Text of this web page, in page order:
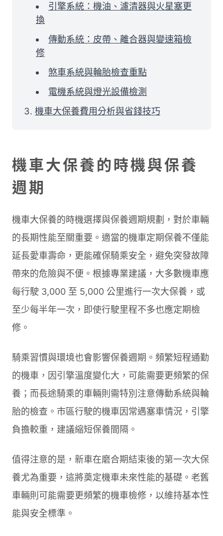
引擎系統：機油、濾清器與火星塞更
換
傳動系統：皮帶、離合器與變速箱檢
修
煞車系統與輪胎檢查重點
電機系統與燈光設備檢測
機車大保養費用分析與省錢技巧
機車大保養的時機與保養
週期
機車大保養的時機選擇與保養週期規劃，對於車輛
的長期性能至關重要。適當的機車定期保養不僅能
延長愛車壽命，更能確保騎乘安全，避免突發故障
帶來的危險與不便。根據專業建議，大多數機車應
每行駛 3,000 至 5,000 公里進行一次大保養，或
至少每半年一次，即使行駛里程不多也應定期檢
修。
騎乘習慣與環境也會影響保養週期。頻繁短程通勤
的機車，因引擎溫度變化大，可能需要更頻繁的保
養；而長途騎乘的車輛則需特別注意傳動系統與輪
胎的檢查。市區行駛的機車因常遇塞車情況，引擎
負擔較重，建議縮短保養間隔。
值得注意的是，新車在磨合期結束後的第一次大保
養尤為重要，這將奠定機車未來性能的基礎。老舊
車輛則可能需要更頻繁的機車檢修，以維持基本性
能與安全標準。